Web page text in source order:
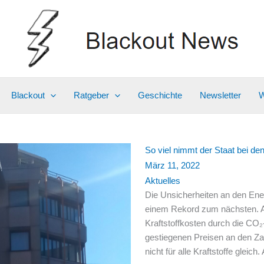
Blackout Ratgeber Geschichte Newsletter
So viel nimmt der Staat bei
März 11, 2022
Aktuelles
Die Unsicherheiten an den
einem Rekord zum nächsten.
Kraftstoffkosten durch die
gestiegenen Preisen an den
nicht für alle Kraftstoffe